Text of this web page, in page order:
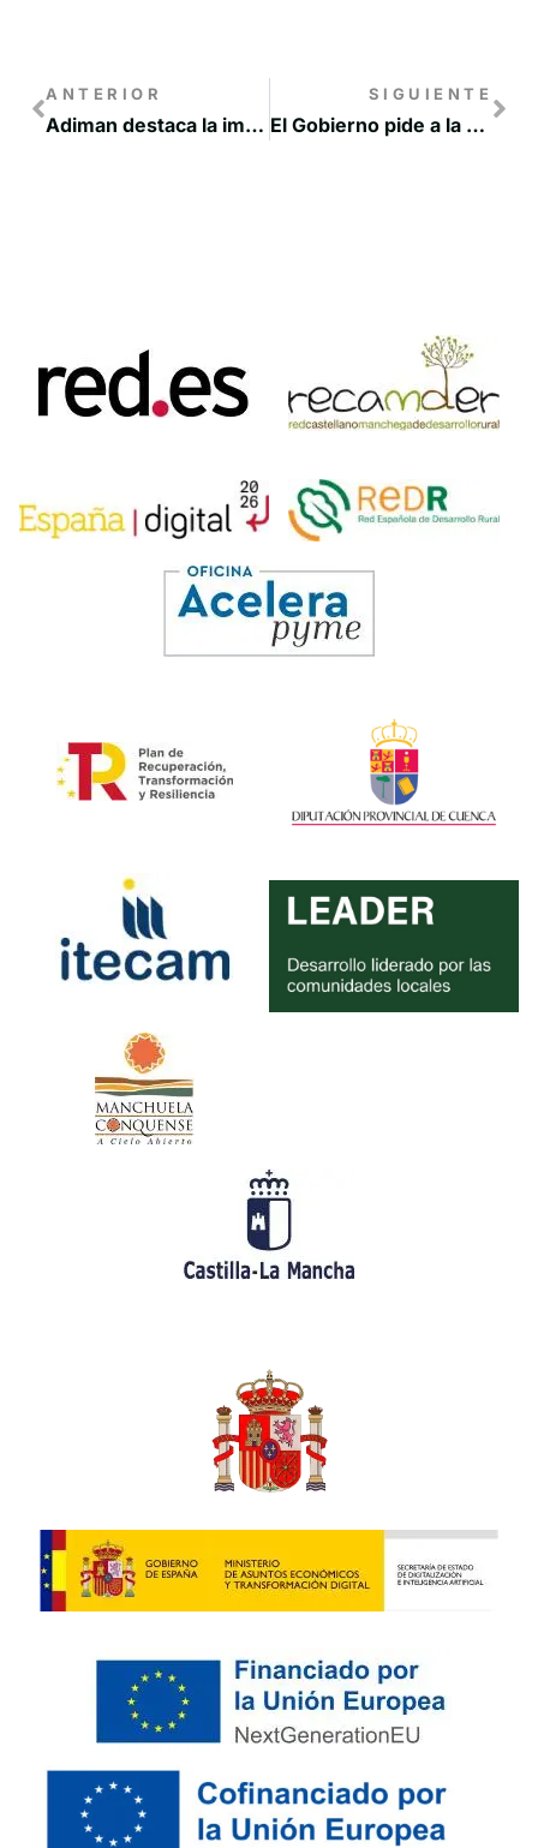
ANTERIOR
Adiman destaca la importancia de la digitalización del medio rural contra la despoblación
SIGUIENTE
El Gobierno pide a la CE flexibilizar los plazos de los PDR para no perder fondos comunitarios